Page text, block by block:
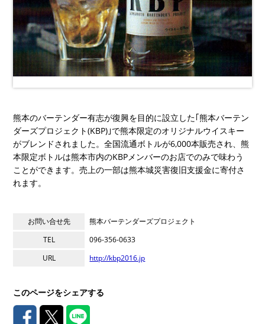
熊本のバーテンダー有志が復興を目的に設立した｢熊本バーテン
ダーズプロジェクト(KBP)｣で熊本限定のオリジナルウイスキー
がブレンドされました。全国流通ボトルが6,000本販売され、熊
本限定ボトルは熊本市内のKBPメンバーのお店でのみで味わう
ことができます。売上の一部は熊本城災害復旧支援金に寄付さ
れます。
お問い合せ先
熊本バーテンダーズプロジェクト
TEL
096-356-0633
URL
http://kbp2016.jp
このページをシェアする